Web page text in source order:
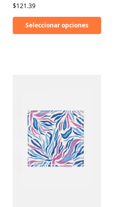
$121.39
Seleccionar opciones